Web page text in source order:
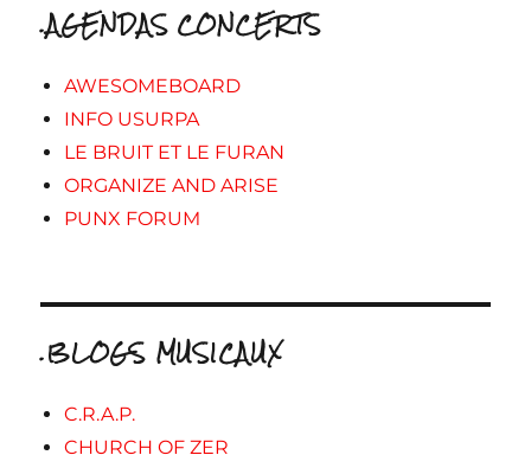
.AGENDAS CONCERTS
AWESOMEBOARD
INFO USURPA
LE BRUIT ET LE FURAN
ORGANIZE AND ARISE
PUNX FORUM
.BLOGS MUSICAUX
C.R.A.P.
CHURCH OF ZER